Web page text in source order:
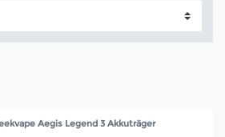
Aegis Legend 3 Akkuträger